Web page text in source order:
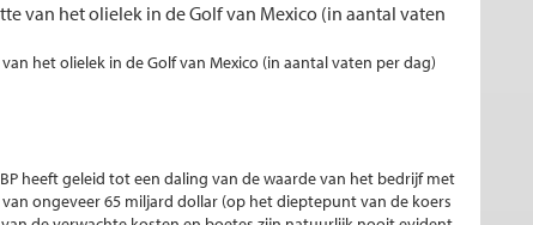
van het olielek in de Golf van Mexico (in aantal vaten
heeft geleid tot een daling van de waarde van het bedrijf met
ongeveer 65 miljard dollar (op het dieptepunt van de koers